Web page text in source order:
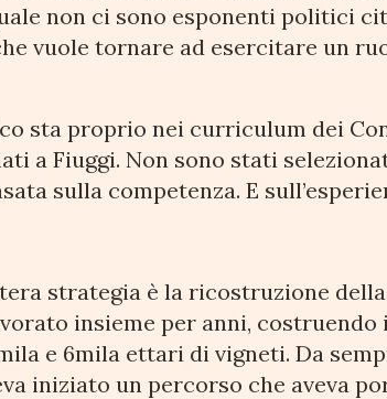
non ci sono esponenti politici
vuole tornare ad esercitare un
sta proprio nei curriculum dei
a Fiuggi. Non sono stati
sulla competenza. E
strategia è la ricostruzione
insieme per anni, costruendo
e 6mila ettari di vigneti. Da
iniziato un percorso che aveva